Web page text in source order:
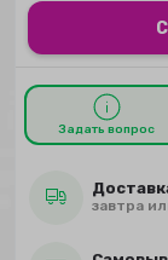
Задать вопрос
завтра